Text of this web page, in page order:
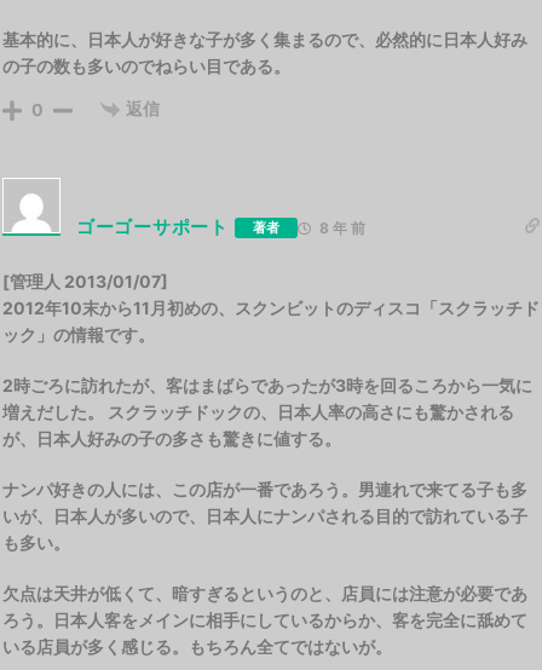
基本的に、日本人が好きな子が多く集まるので、必然的に日本人好み
の子の数も多いのでねらい目である。
0 返信
ゴーゴーサポート 著者 8 年 前
[管理人 2013/01/07]
2012年10末から11月初めの、スクンビットのディスコ「スクラッチド
ック」の情報です。
2時ごろに訪れたが、客はまばらであったが3時を回るころから一気に
増えだした。 スクラッチドックの、日本人率の高さにも驚かされる
が、日本人好みの子の多さも驚きに値する。
ナンパ好きの人には、この店が一番であろう。男連れで来てる子も多
いが、日本人が多いので、日本人にナンパされる目的で訪れている子
も多い。
欠点は天井が低くて、暗すぎるというのと、店員には注意が必要であ
ろう。日本人客をメインに相手にしているからか、客を完全に舐めて
いる店員が多く感じる。もちろん全てではないが。